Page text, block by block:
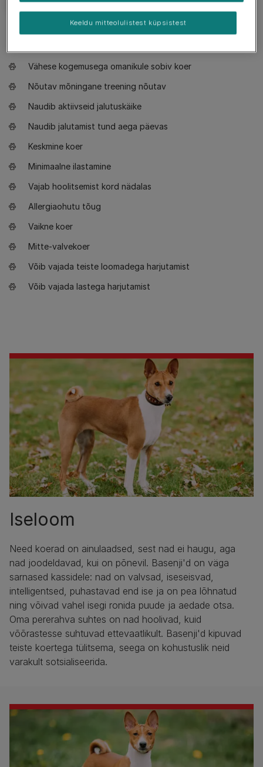
Vajalik teada
Vähese kogemusega omanikule sobiv koer
Nõutav mõningane treening nõutav
Naudib aktiivseid jalutuskäike
Naudib jalutamist tund aega päevas
Keskmine koer
Minimaalne ilastamine
Vajab hoolitsemist kord nädalas
Allergiaohutu tõug
Vaikne koer
Mitte-valvekoer
Võib vajada teiste loomadega harjutamist
Võib vajada lastega harjutamist
Iseloom
Need koerad on ainulaadsed, sest nad ei haugu, aga
nad joodeldavad, kui on põnevil. Basenji'd on väga
sarnased kassidele: nad on valvsad, iseseisvad,
intelligentsed, puhastavad end ise ja on pea lõhnatud
ning võivad vahel isegi ronida puude ja aedade otsa.
Oma pererahva suhtes on nad hoolivad, kuid
võõrastesse suhtuvad ettevaatlikult. Basenji'd kipuvad
teiste koertega tülitsema, seega on kohustuslik neid
varakult sotsialiseerida.
Keeldu mitteolulistest küpsistest